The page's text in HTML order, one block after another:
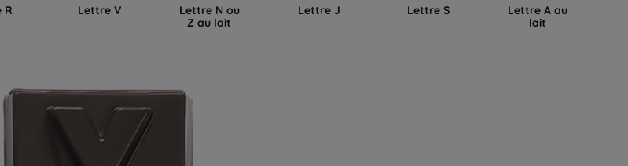
R Lettre V Lettre N ou
Z au lait
Lettre J Lettre S Lettre A au
lait